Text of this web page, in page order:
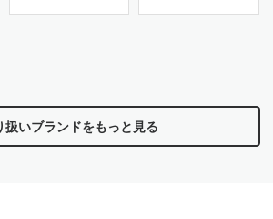
扱いブランドをもっと見る